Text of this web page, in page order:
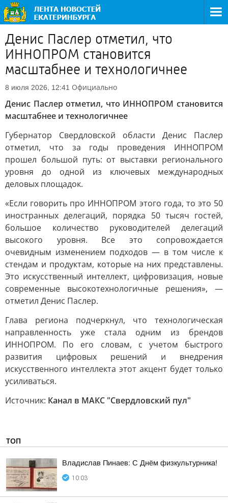
Денис Паслер отметил, что
ИННОПРОМ становится
масштабнее и технологичнее
8 июля 2026, 12:41 Официально
Денис Паслер отметил, что ИННОПРОМ становится
масштабнее и технологичнее
Губернатор Свердловской области Денис Паслер
отметил, что за годы проведения ИННОПРОМ
прошел большой путь: от выставки регионального
уровня до одной из ключевых международных
деловых площадок.
«Если говорить про ИННОПРОМ этого года, то это 50
иностранных делегаций, порядка 50 тысяч гостей,
большое количество руководителей делегаций
высокого уровня. Все это сопровождается
очевидным изменением подходов — в том числе к
стендам и продуктам, которые на них представлены.
Это искусственный интеллект, цифровизация, новые
современные высокотехнологичные решения», —
отметил Денис Паслер.
Глава региона подчеркнул, что технологическая
направленность уже стала одним из брендов
ИННОПРОМ. По его словам, с учетом быстрого
развития цифровых решений и внедрения
искусственного интеллекта этот акцент будет только
усиливаться.
Источник: Канал в МАКС "Свердловский пул"
ТОП
Владислав Пинаев: С Днём физкультурника!
10:03